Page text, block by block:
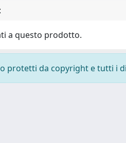
a questo prodotto.
protetti da copyright e tutti i